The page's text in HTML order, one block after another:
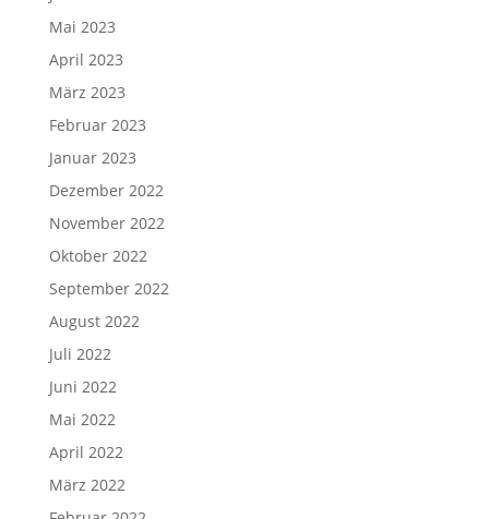
Mai 2023
April 2023
März 2023
Februar 2023
Januar 2023
Dezember 2022
November 2022
Oktober 2022
September 2022
August 2022
Juli 2022
Juni 2022
Mai 2022
April 2022
März 2022